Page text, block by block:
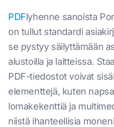
PDFlyhenne sanoista
on tullut standardi
se pystyy säilyttämään
alustoilla ja laitteissa.
PDF-tiedostot voivat
elementtejä, kuten
lomakekenttiä ja
niistä ihanteellisia